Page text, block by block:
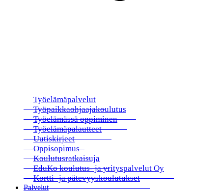
Työelämäpalvelut
Työpaikkaohjaajakoulutus
Työelämässä oppiminen
Työelämäpalautteet
Uutiskirjeet
Oppisopimus
Koulutusratkaisuja
EduKo koulutus- ja yrityspalvelut Oy
Kortti- ja pätevyyskoulutukset
Palvelut